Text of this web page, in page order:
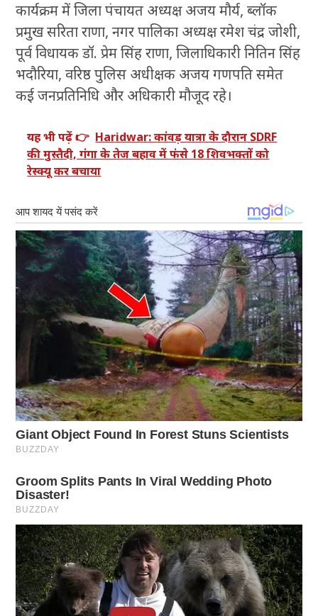
कार्यक्रम में जिला पंचायत अध्यक्ष अजय मौर्य, ब्लॉक
प्रमुख सरिता राणा, नगर पालिका अध्यक्ष रमेश चंद्र जोशी,
पूर्व विधायक डॉ. प्रेम सिंह राणा, जिलाधिकारी नितिन सिंह
भदौरिया, वरिष्ठ पुलिस अधीक्षक अजय गणपति समेत
कई जनप्रतिनिधि और अधिकारी मौजूद रहे।
यह भी पढ़ें 👉 Haridwar: कांवड़ यात्रा के दौरान SDRF
की मुस्तैदी, गंगा के तेज बहाव में फंसे 18 शिवभक्तों को
रेस्क्यू कर बचाया